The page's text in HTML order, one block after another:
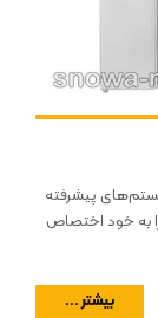
پیشرفته
را به خود اختصاص
بیشتر ...